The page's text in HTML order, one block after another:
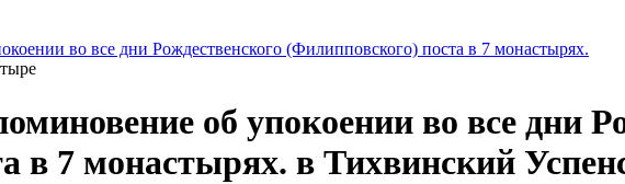
во все дни Рождественского (Филипповского) поста в 7 монастырях.
об упокоении во все дни
в 7 монастырях. в Тихвинский